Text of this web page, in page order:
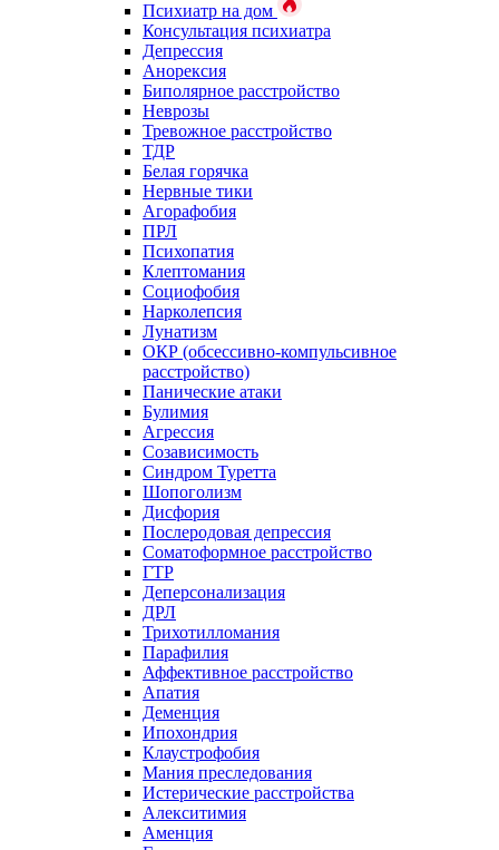
Психиатр на дом
Консультация психиатра
Депрессия
Анорексия
Биполярное расстройство
Неврозы
Тревожное расстройство
ТДР
Белая горячка
Нервные тики
Агорафобия
ПРЛ
Психопатия
Клептомания
Социофобия
Нарколепсия
Лунатизм
ОКР (обсессивно-компульсивное
расстройство)
Панические атаки
Булимия
Агрессия
Созависимость
Синдром Туретта
Шопоголизм
Дисфория
Послеродовая депрессия
Соматоформное расстройство
ГТР
Деперсонализация
ДРЛ
Трихотилломания
Парафилия
Аффективное расстройство
Апатия
Деменция
Ипохондрия
Клаустрофобия
Мания преследования
Истерические расстройства
Алекситимия
Аменция